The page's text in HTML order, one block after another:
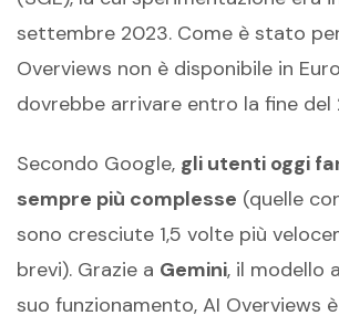
settembre 2023. Come è stato per
Overviews non è disponibile in
dovrebbe arrivare entro la fine del
Secondo Google, gli utenti oggi
sempre più complesse (quelle
sono cresciute 1,5 volte più
brevi). Grazie a Gemini, il modello
suo funzionamento, AI Overviews